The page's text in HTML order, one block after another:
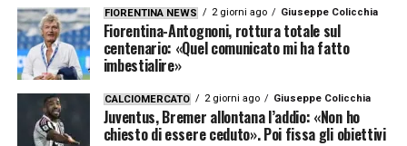
FIORENTINA NEWS 2 giorni ago Giuseppe Colicchia
Fiorentina-Antognoni, rottura totale sul
centenario: «Quel comunicato mi ha fatto
imbestialire»
CALCIOMERCATO 2 giorni ago Giuseppe Colicchia
Juventus, Bremer allontana l’addio: «Non ho
chiesto di essere ceduto». Poi fissa gli obiettivi